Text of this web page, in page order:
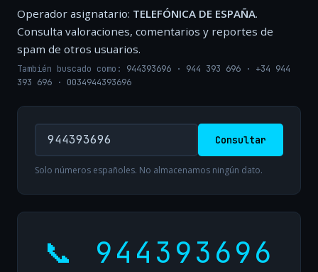
Operador asignatario: TELEFÓNICA DE ESPAÑA.
Consulta valoraciones, comentarios y reportes de
spam de otros usuarios.
También buscado como: 944393696 · 944 393 696 · +34 944
393 696 · 0034944393696
Consultar
Solo números españoles. No almacenamos ningún dato.
📞 944393696